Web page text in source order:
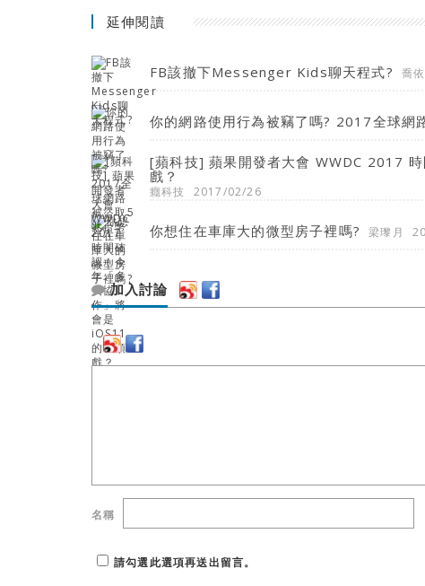
延伸閱讀
FB該撤下Messenger Kids聊天程式? 喬
你的網路使用行為被竊了嗎? 2017全球網
[蘋科技] 蘋果開發者大會 WWDC 2017
戲？
癮科技 2017/02/26
你想住在車庫大的微型房子裡嗎? 梁瓈月
加入討論
名稱
請勾選此選項再送出留言。